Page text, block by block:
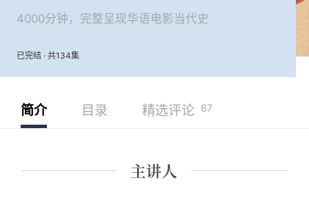
4000分钟，完整呈现华语电影当代史
已完结 · 共134集
简介 目录 精选评论 67